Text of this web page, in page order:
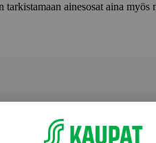
ainesosat aina myös